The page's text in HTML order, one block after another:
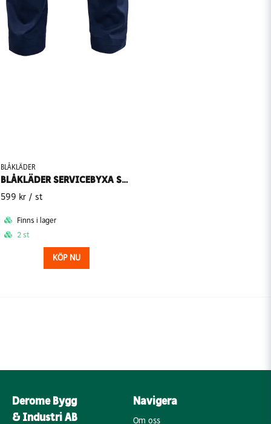
BLÅKLÄDER
BLÅKLÄDER SERVICEBYXA STRETCH 1459-1845
599 kr / st
Finns i lager
2 st
KÖP NU
Derome Bygg
& Industri AB
Navigera
Om oss